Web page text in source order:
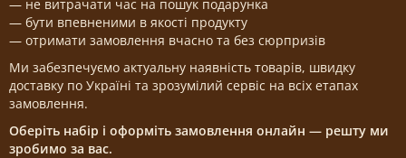
— не витрачати час на пошук подарунка
— бути впевненими в якості продукту
— отримати замовлення вчасно та без сюрпризів
Ми забезпечуємо актуальну наявність товарів, швидку
доставку по Україні та зрозумілий сервіс на всіх етапах
замовлення.
Оберіть набір і оформіть замовлення онлайн — решту ми
зробимо за вас.